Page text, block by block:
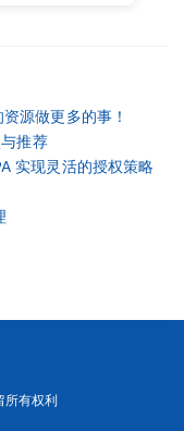
源做更多的事！
推荐
实现灵活的授权策略
有权利